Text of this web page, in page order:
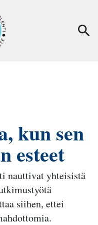
kun sen
esteet
nauttivat yhteisistä
siihen, ettei